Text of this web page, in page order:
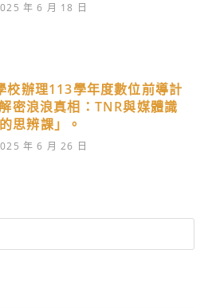
年 6 月 18 日
校辦理113學年度數位前導計
密浪浪真相：TNR與媒體識
思辨課」。
年 6 月 26 日